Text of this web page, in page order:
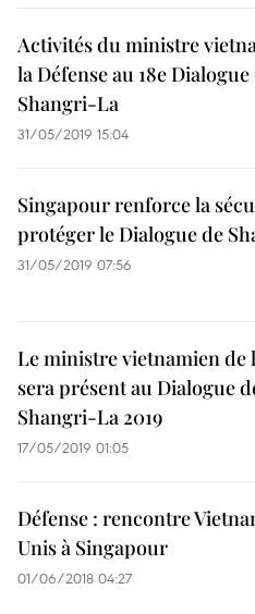
Activités du ministre
la Défense au 18e Dialogue
Shangri-La
31/05/2019 15:04
Singapour renforce la
protéger le Dialogue de
31/05/2019 07:56
Le ministre vietnamien de
sera présent au Dialogue
Shangri-La 2019
17/05/2019 01:05
Défense : rencontre
Unis à Singapour
01/06/2018 04:27